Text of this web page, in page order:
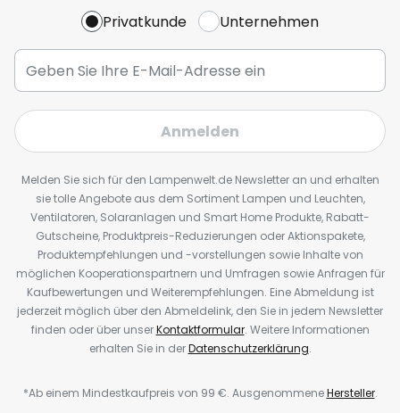
Privatkunde Unternehmen
Anmelden
Melden Sie sich für den Lampenwelt.de Newsletter an und erhalten
sie tolle Angebote aus dem Sortiment Lampen und Leuchten,
Ventilatoren, Solaranlagen und Smart Home Produkte, Rabatt-
Gutscheine, Produktpreis-Reduzierungen oder Aktionspakete,
Produktempfehlungen und -vorstellungen sowie Inhalte von
möglichen Kooperationspartnern und Umfragen sowie Anfragen für
Kaufbewertungen und Weiterempfehlungen. Eine Abmeldung ist
jederzeit möglich über den Abmeldelink, den Sie in jedem Newsletter
finden oder über unserKontaktformular. Weitere Informationen
erhalten Sie in derDatenschutzerklärung.
*Ab einem Mindestkaufpreis von 99 €. AusgenommeneHersteller.